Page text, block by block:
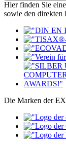
Hier finden Sie
sowie den direkten
Die Marken der